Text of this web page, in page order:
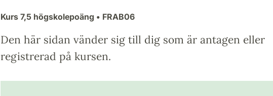
Kurs 7,5 högskolepoäng • FRAB06
Den här sidan vänder sig till dig som är antagen eller
registrerad på kursen.